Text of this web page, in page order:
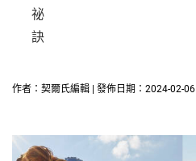
祕
訣
作者：契爾氏編輯 | 發佈日期：2024-02-06